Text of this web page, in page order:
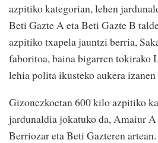
azpitiko kategorian, lehen
Beti Gazte A eta Beti Gazte B
azpitiko txapela jauntzi berria,
faboritoa, baina bigarren tokirako
lehia polita ikusteko aukera izanen
Gizonezkoetan 600 kilo azpitiko
jardunaldia jokatuko da, Amaiur
Berriozar eta Beti Gazteren